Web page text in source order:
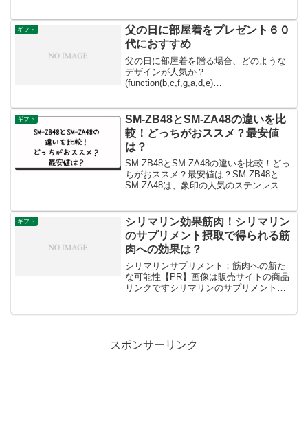
は、一般的にNGなギフトや、ママたちが
喜ぶであろうアイテム...
ギフト
父の日に部屋着をプレゼント６０
代におすすめ
父の日に部屋着を贈る場合、どのような
デザインが人気か？
(function(b,c,f,g,a,d,e)
ギフト
SM-ZB48とSM-ZA48の違いを比
較！どっちがおススメ？最安値
は？
SM-ZB48とSM-ZA48の違いを比較！どっ
ちがおススメ？最安値は？SM-ZB48と
SM-ZA48は、象印の人気のステンレスマ
れできるのが特徴です。しかし、見た目
や...
ギフト
シリマリン効果筋肉！シリマリン
のサプリメント摂取で得られる筋
肉への効果は？
シリマリンサプリメント：筋肉への新た
な可能性【PR】画像は販売サイトの商品
リンクですシリマリンのサプリメント摂
スポンサーリンク